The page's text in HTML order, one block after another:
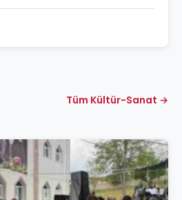
Tüm Kültür-Sanat →